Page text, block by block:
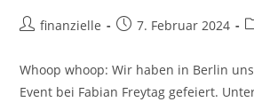
finanzielle 7. Februar 2024
Whoop whoop: Wir haben in Berlin
Event bei Fabian Freytag gefeiert.